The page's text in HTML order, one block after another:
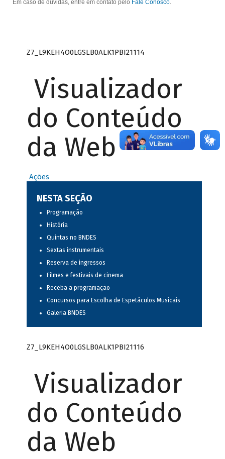
Em caso de dúvidas, entre em contato pelo Fale Conosco.
Z7_L9KEH4O0LGSLB0ALK1PBI21114
Visualizador
do Conteúdo
da Web
Ações
NESTA SEÇÃO
Programação
História
Quintas no BNDES
Sextas instrumentais
Reserva de ingressos
Filmes e festivais de cinema
Receba a programação
Concursos para Escolha de Espetáculos Musicais
Galeria BNDES
Z7_L9KEH4O0LGSLB0ALK1PBI21116
Visualizador
do Conteúdo
da Web